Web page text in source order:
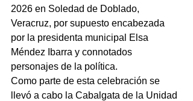
2026 en Soledad de Doblado,
Veracruz, por supuesto encabezada
por la presidenta municipal Elsa
Méndez Ibarra y connotados
personajes de la política.
Como parte de esta celebración se
llevó a cabo la Cabalgata de la Unidad